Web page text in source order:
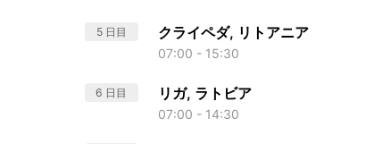
5 日目 クライペダ, リトアニア
07:00 - 15:30
6 日目 リガ, ラトビア
07:00 - 14:30